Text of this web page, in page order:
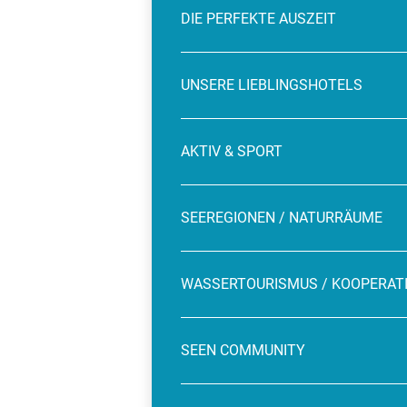
DIE PERFEKTE AUSZEIT
UNSERE LIEBLINGSHOTELS
AKTIV & SPORT
SEEREGIONEN / NATURRÄUME
WASSERTOURISMUS /
SEEN COMMUNITY